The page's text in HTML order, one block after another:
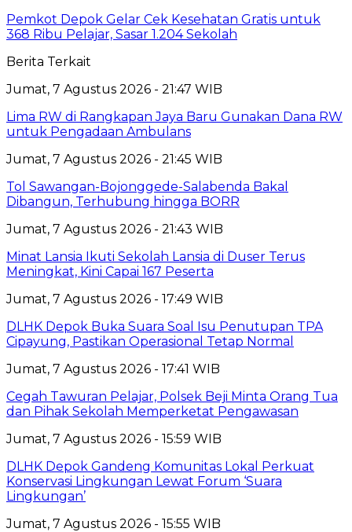
Pemkot Depok Gelar Cek Kesehatan Gratis untuk
368 Ribu Pelajar, Sasar 1.204 Sekolah
Berita Terkait
Jumat, 7 Agustus 2026 - 21:47 WIB
Lima RW di Rangkapan Jaya Baru Gunakan Dana RW
untuk Pengadaan Ambulans
Jumat, 7 Agustus 2026 - 21:45 WIB
Tol Sawangan-Bojonggede-Salabenda Bakal
Dibangun, Terhubung hingga BORR
Jumat, 7 Agustus 2026 - 21:43 WIB
Minat Lansia Ikuti Sekolah Lansia di Duser Terus
Meningkat, Kini Capai 167 Peserta
Jumat, 7 Agustus 2026 - 17:49 WIB
DLHK Depok Buka Suara Soal Isu Penutupan TPA
Cipayung, Pastikan Operasional Tetap Normal
Jumat, 7 Agustus 2026 - 17:41 WIB
Cegah Tawuran Pelajar, Polsek Beji Minta Orang Tua
dan Pihak Sekolah Memperketat Pengawasan
Jumat, 7 Agustus 2026 - 15:59 WIB
DLHK Depok Gandeng Komunitas Lokal Perkuat
Konservasi Lingkungan Lewat Forum ‘Suara
Lingkungan’
Jumat, 7 Agustus 2026 - 15:55 WIB